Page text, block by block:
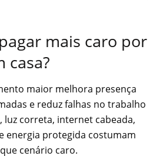
mais caro por
casa?
maior melhora presença
e reduz falhas no trabalho
correta, internet cabeada,
energia protegida costumam
cenário caro.